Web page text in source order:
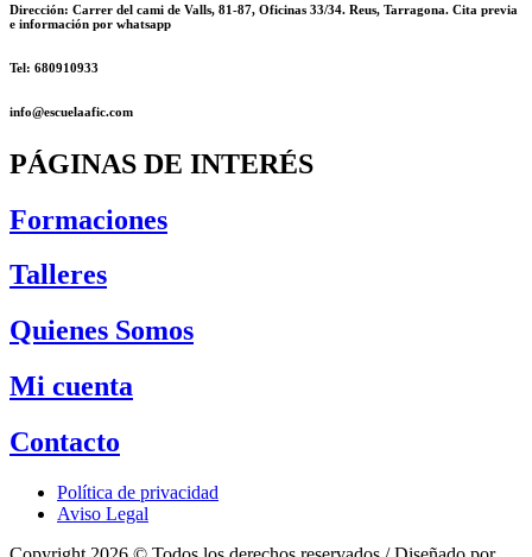
Dirección: Carrer del cami de Valls, 81-87, Oficinas 33/34. Reus, Tarragona. Cita previa
e información por whatsapp
Tel: 680910933
info@escuelaafic.com
PÁGINAS DE INTERÉS
Formaciones
Talleres
Quienes Somos
Mi cuenta
Contacto
Política de privacidad
Aviso Legal